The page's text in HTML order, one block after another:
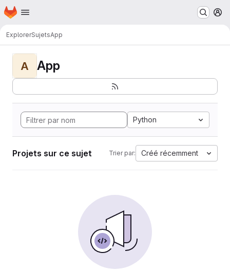
Passer au contenu principal
Page d'accueil
ExplorerSujetsApp
A App
Python
Projets sur ce sujet Trier par: Créé récemment